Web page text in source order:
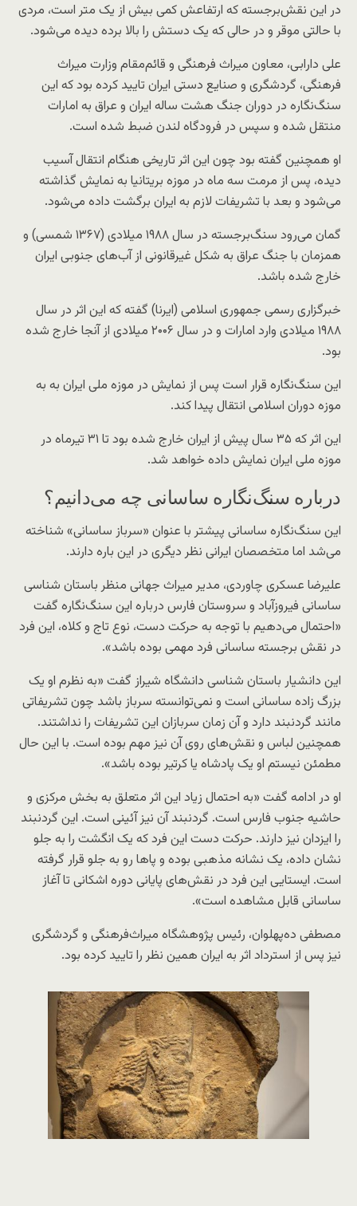
در این نقش‌برجسته که ارتفاعش کمی بیش از یک متر است، مردی
با حالتی موقر و در حالی که یک دستش را بالا برده دیده می‌شود.
علی دارابی، معاون میراث فرهنگی و قائم‌مقام وزارت میراث
فرهنگی، گردشگری و صنایع دستی ایران تایید کرده بود که این
سنگ‌نگاره در دوران جنگ هشت ساله ایران و عراق به امارات
منتقل شده و سپس در فرودگاه لندن ضبط شده است.
او همچنین گفته بود چون این اثر تاریخی هنگام انتقال آسیب
دیده، پس از مرمت سه ماه در موزه بریتانیا به نمایش گذاشته
می‌شود و بعد با تشریفات لازم به ایران برگشت داده می‌شود.
گمان می‌رود سنگ‌برجسته در سال ۱۹۸۸ میلادی (۱۳۶۷ شمسی) و
همزمان با جنگ عراق به شکل غیرقانونی از آب‌های جنوبی ایران
خارج شده باشد.
خبرگزاری رسمی جمهوری اسلامی (ایرنا) گفته که این اثر در سال
۱۹۸۸ میلادی وارد امارات و در سال ۲۰۰۶ میلادی از آنجا خارج شده
بود.
این سنگ‌نگاره قرار است پس از نمایش در موزه ملی ایران به به
موزه دوران اسلامی انتقال پیدا کند.
این اثر که ۳۵ سال پیش از ایران خارج شده بود تا ۳۱ تیرماه در
موزه ملی ایران نمایش داده خواهد شد.
درباره سنگ‌نگاره ساسانی چه می‌دانیم؟
این سنگ‌نگاره ساسانی پیشتر با عنوان «سرباز ساسانی» شناخته
می‌شد اما متخصصان ایرانی نظر دیگری در این باره دارند.
علیرضا عسکری چاوردی، مدیر میراث جهانی منظر باستان شناسی
ساسانی فیروزآباد و سروستان فارس درباره این سنگ‌نگاره گفت
«احتمال می‌دهیم با توجه به حرکت دست، نوع تاج و کلاه، این فرد
در نقش برجسته ساسانی فرد مهمی بوده باشد».
این دانشیار باستان شناسی دانشگاه شیراز گفت «به نظرم او یک
بزرگ زاده ساسانی است و نمی‌توانسته سرباز باشد چون تشریفاتی
مانند گردنبند دارد و آن زمان سربازان این تشریفات را نداشتند.
همچنین لباس و نقش‌های روی آن نیز مهم بوده است. با این حال
مطمئن نیستم او یک پادشاه یا کرتیر بوده باشد».
او در ادامه گفت «به احتمال زیاد این اثر متعلق به بخش مرکزی و
حاشیه جنوب فارس است. گردنبند آن نیز آئینی است. این گردنبند
را ایزدان نیز دارند. حرکت دست این فرد که یک انگشت را به جلو
نشان داده، یک نشانه مذهبی بوده و پاها رو به جلو قرار گرفته
است. ایستایی این فرد در نقش‌های پایانی دوره اشکانی تا آغاز
ساسانی قابل مشاهده است».
مصطفی ده‌پهلوان، رئیس پژوهشگاه میراث‌فرهنگی و گردشگری
نیز پس از استرداد اثر به ایران همین نظر را تایید کرده بود.